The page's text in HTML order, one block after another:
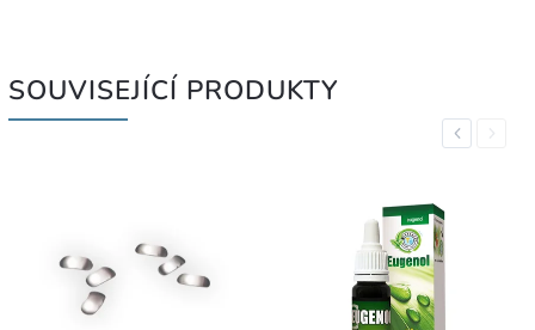
SOUVISEJÍCÍ PRODUKTY
PreviousNext